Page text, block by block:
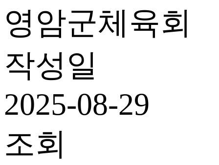
영암군체육회
작성일
2025-08-29
조회